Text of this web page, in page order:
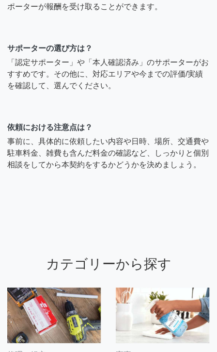
ポーターが報酬を受け取ることができます。
サポーターの選び方は？
「認定サポーター」や「本人確認済み」のサポーターがお
すすめです。その他に、対応エリアや今までの評価/実績
を確認して、選んでください。
依頼における注意点は？
事前に、具体的に依頼したい内容や日時、場所、交通費や
駐車料金、雑費も含んだ料金の確認など、しっかりと個別
相談をしてから本契約をするかどうかを決めましょう。
カテゴリーから探す